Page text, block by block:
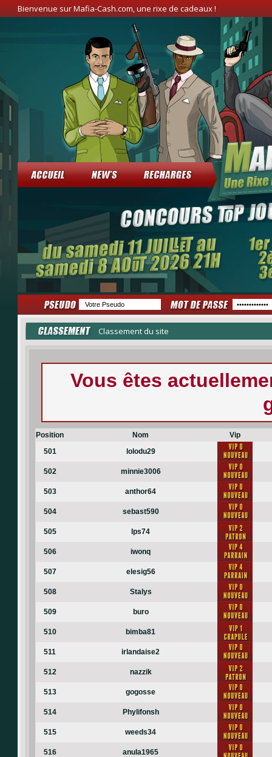
Bienvenue sur Mafia-Cash.com, une rixe de cadeaux !
Classement du site
Vous êtes
Position Nom
Vip
501
lolodu29
502 minnie3006
503 anthor64
504 sebast590
505 lps74
506 iwonq
507 elesig56
508 Stalys
509 buro
510 bimba81
511 irlandaise2
512 nazzik
513 gogosse
514 Phylifonsh
515 weeds34
516 anula1965